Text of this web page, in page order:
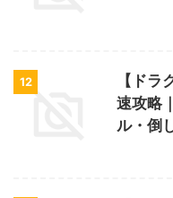
12
【ド
速攻略
ル・倒